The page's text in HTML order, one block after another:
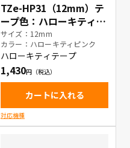
TZe-HP31（12mm）テ
ープ色：ハローキティピ
ンク / 黒文字
サイズ：12mm
カラー：ハローキティピンク
ハローキティテープ
1,430
カートに入れる
対応機種